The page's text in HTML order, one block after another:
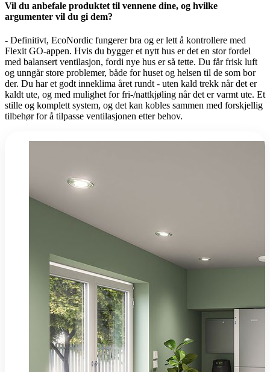
Vil du anbefale produktet til vennene dine, og hvilke
argumenter vil du gi dem?
- Definitivt, EcoNordic fungerer bra og er lett å kontrollere med
Flexit GO-appen. Hvis du bygger et nytt hus er det en stor fordel
med balansert ventilasjon, fordi nye hus er så tette. Du får frisk luft
og unngår store problemer, både for huset og helsen til de som bor
der. Du har et godt inneklima året rundt - uten kald trekk når det er
kaldt ute, og med mulighet for fri-/nattkjøling når det er varmt ute. Et
stille og komplett system, og det kan kobles sammen med forskjellig
tilbehør for å tilpasse ventilasjonen etter behov.